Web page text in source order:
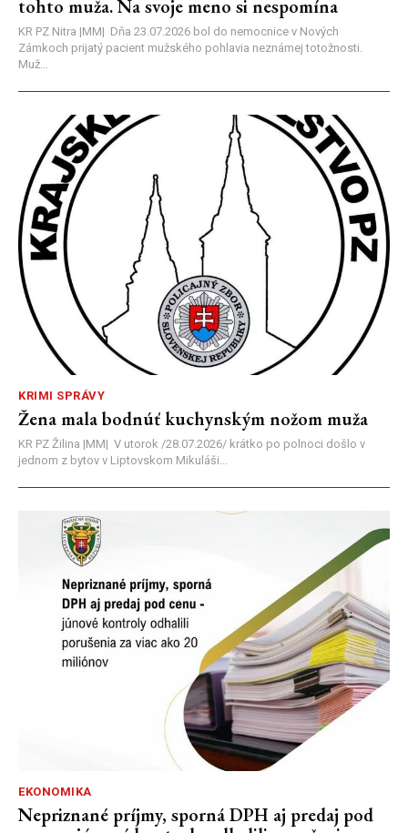
tohto muža. Na svoje meno si nespomína
KR PZ Nitra |MM| Dňa 23.07.2026 bol do nemocnice v Nových
Zámkoch prijatý pacient mužského pohlavia neznámej totožnosti.
Muž...
KRIMI SPRÁVY
Žena mala bodnúť kuchynským nožom muža
KR PZ Žilina |MM| V utorok /28.07.2026/ krátko po polnoci došlo v
jednom z bytov v Liptovskom Mikuláši...
EKONOMIKA
Nepriznané príjmy, sporná DPH aj predaj pod